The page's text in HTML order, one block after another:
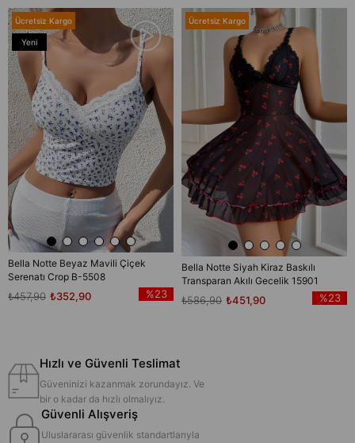
Bella Notte Beyaz Mavili Çiçek
Serenatı Crop B-5508
₺352,90
₺457,90 %23
Ücretsiz Kargo
Yeni
Bella Notte Siyah Kiraz Baskılı
Transparan Akılı Gecelik 15901
₺451,90
₺586,90 %23
Ücretsiz Kargo
Hızlı ve Güvenli Teslimat
Güveninizi kazanmak zorundayız. Ve
bir o kadar da hızlı olmalıyız.
Güvenli Alışveriş
Uluslararası güvenlik standartlarıyla